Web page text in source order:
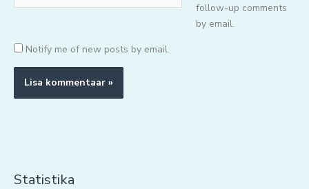
follow-up comments
by email.
Notify me of new posts by email.
Statistika